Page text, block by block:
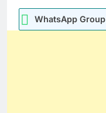
WhatsApp Group